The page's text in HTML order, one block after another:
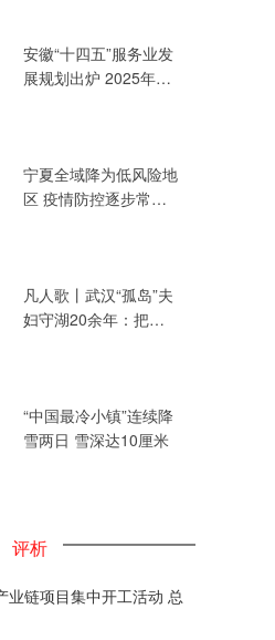
安徽“十四五”服务业发
展规划出炉 2025年增
宁夏全域降为低风险地
区 疫情防控逐步常态
凡人歌丨武汉“孤岛”夫
妇守湖20余年：把青
“中国最冷小镇”连续降
雪两日 雪深达10厘米
评析
业链项目集中开工活动 总